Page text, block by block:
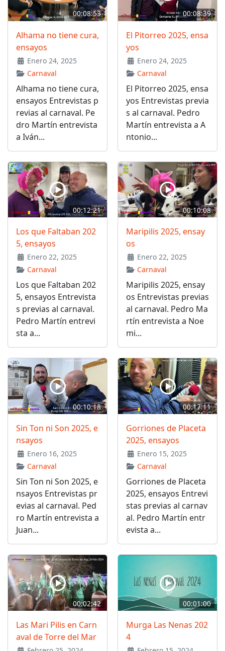
00:08:53
Alhama no tiene cura,
ensayos
Enero 24, 2025
Carnaval
Alhama no tiene cura,
ensayos Entrevistas p
revias al carnaval. Pe
dro Martín entrevista
a Iván...
00:08:39
El Pitorreo 2025, ensa
yos
Enero 24, 2025
Carnaval
El Pitorreo 2025, ensa
yos Entrevistas previa
s al carnaval. Pedro
Martín entrevista a A
ntonio...
00:12:21
Los que Faltaban 202
5, ensayos
Enero 22, 2025
Carnaval
Los que Faltaban 202
5, ensayos Entrevista
s previas al carnaval.
Pedro Martín entrevi
sta a...
00:10:08
Maripilis 2025, ensay
os
Enero 22, 2025
Carnaval
Maripilis 2025, ensay
os Entrevistas previas
al carnaval. Pedro Ma
rtín entrevista a Noe
mi...
00:10:18
Sin Ton ni Son 2025, e
nsayos
Enero 16, 2025
Carnaval
Sin Ton ni Son 2025, e
nsayos Entrevistas pr
evias al carnaval. Ped
ro Martín entrevista a
Juan...
00:17:11
Gorriones de Placeta
2025, ensayos
Enero 15, 2025
Carnaval
Gorriones de Placeta
2025, ensayos Entrevi
stas previas al carnav
al. Pedro Martín entr
evista a...
00:02:42
Las Mari Pilis en Carn
aval de Torre del Mar
00:01:00
Murga Las Nenas 202
4